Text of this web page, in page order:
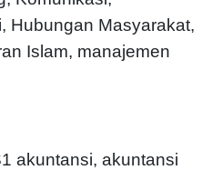
Hubungan Masyarakat,
Islam, manajemen
akuntansi, akuntansi